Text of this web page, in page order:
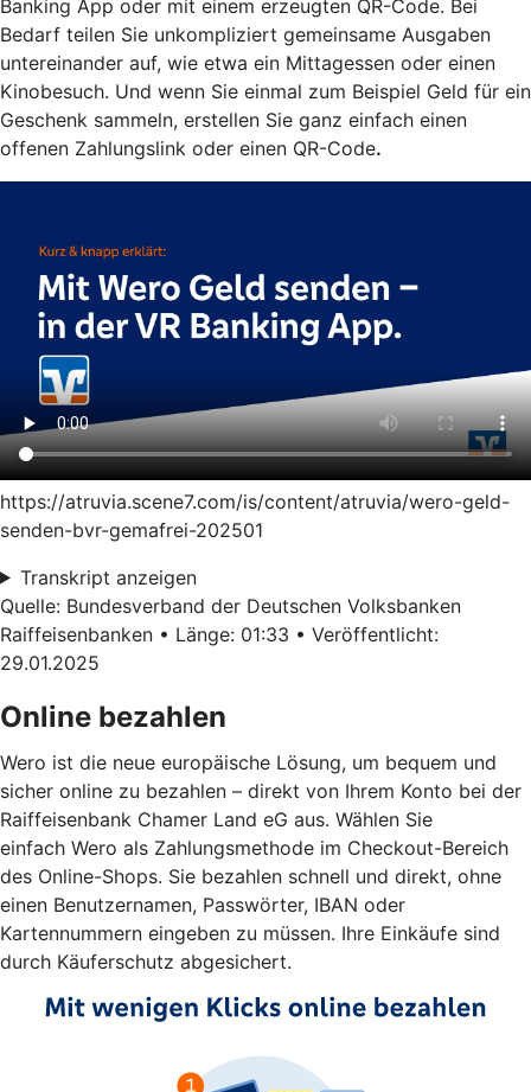
Banking App oder mit einem erzeugten QR-Code. Bei
Bedarf teilen Sie unkompliziert gemeinsame Ausgaben
untereinander auf, wie etwa ein Mittagessen oder einen
Kinobesuch. Und wenn Sie einmal zum Beispiel Geld für ein
Geschenk sammeln, erstellen Sie ganz einfach einen
offenen Zahlungslink oder einen QR-Code.
https://atruvia.scene7.com/is/content/atruvia/wero-geld-
senden-bvr-gemafrei-202501
Transkript anzeigen
Quelle: Bundesverband der Deutschen Volksbanken
Raiffeisenbanken • Länge: 01:33 • Veröffentlicht:
29.01.2025
Online bezahlen
Wero ist die neue europäische Lösung, um bequem und
sicher online zu bezahlen – direkt von Ihrem Konto bei der
Raiffeisenbank Chamer Land eG aus. Wählen Sie
einfach Wero als Zahlungsmethode im Checkout-Bereich
des Online-Shops. Sie bezahlen schnell und direkt, ohne
einen Benutzernamen, Passwörter, IBAN oder
Kartennummern eingeben zu müssen. Ihre Einkäufe sind
durch Käuferschutz abgesichert.